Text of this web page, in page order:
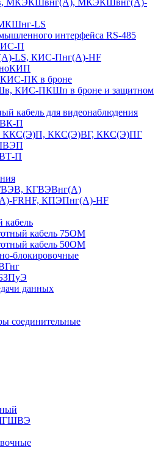
LS
интерфейса RS-485
П
LS, КИС-Пнг(А)-HF
ПК в броне
КИС-ПКШп в броне и защитном
кабель для видеонаблюдения
П
ККС(Э)ВГ, ККС(Э)ПГ
П
КГВЭВнг(А)
FRHF, КПЭПнг(А)-HF
кабель
кабель 75ОМ
кабель 50ОМ
блокировочные
данных
соединительные